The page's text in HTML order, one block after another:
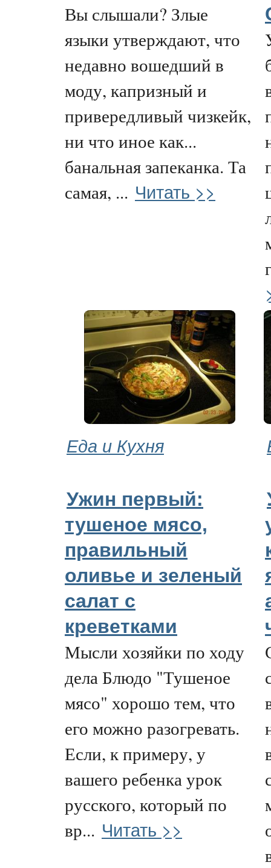
Вы слышали? Злые
языки утверждают, что
недавно вошедший в
моду, капризный и
привередливый чизкейк,
ни что иное как...
банальная запеканка. Та
самая, ... Читать >>
Еда и Кухня
Ужин первый:
тушеное мясо,
правильный
оливье и зеленый
салат с
креветками
Мысли хозяйки по ходу
дела Блюдо "Тушеное
мясо" хорошо тем, что
его можно разогревать.
Если, к примеру, у
вашего ребенка урок
русского, который по
вр... Читать >>